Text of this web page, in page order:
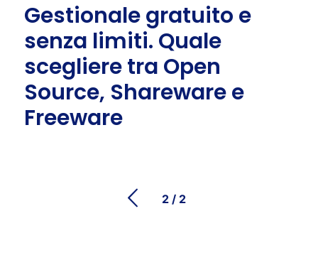
Gestionale gratuito e
senza limiti. Quale
scegliere tra Open
Source, Shareware e
Freeware
2 / 2